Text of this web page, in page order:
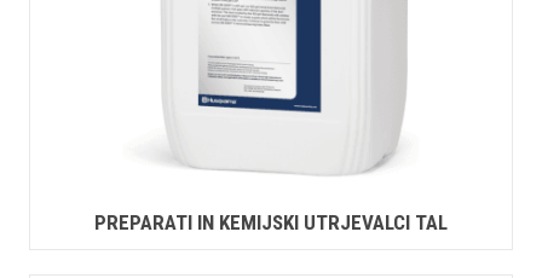
PREPARATI IN KEMIJSKI UTRJEVALCI TAL